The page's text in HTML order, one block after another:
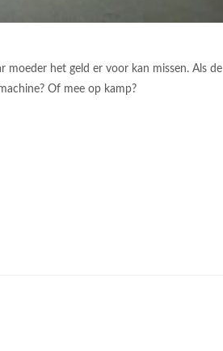
moeder het geld er voor kan missen. Als de
Of mee op kamp?